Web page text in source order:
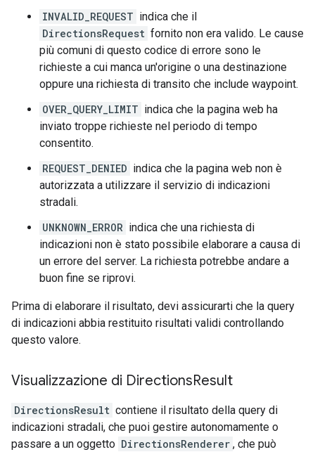
INVALID_REQUEST indica che il
DirectionsRequest fornito non era valido. Le cause
più comuni di questo codice di errore sono le
richieste a cui manca un'origine o una destinazione
oppure una richiesta di transito che include waypoint.
OVER_QUERY_LIMIT indica che la pagina web ha
inviato troppe richieste nel periodo di tempo
consentito.
REQUEST_DENIED indica che la pagina web non è
autorizzata a utilizzare il servizio di indicazioni
stradali.
UNKNOWN_ERROR indica che una richiesta di
indicazioni non è stato possibile elaborare a causa di
un errore del server. La richiesta potrebbe andare a
buon fine se riprovi.
Prima di elaborare il risultato, devi assicurarti che la query
di indicazioni abbia restituito risultati validi controllando
questo valore.
Visualizzazione di DirectionsResult
DirectionsResult contiene il risultato della query di
indicazioni stradali, che puoi gestire autonomamente o
passare a un oggetto DirectionsRenderer , che può